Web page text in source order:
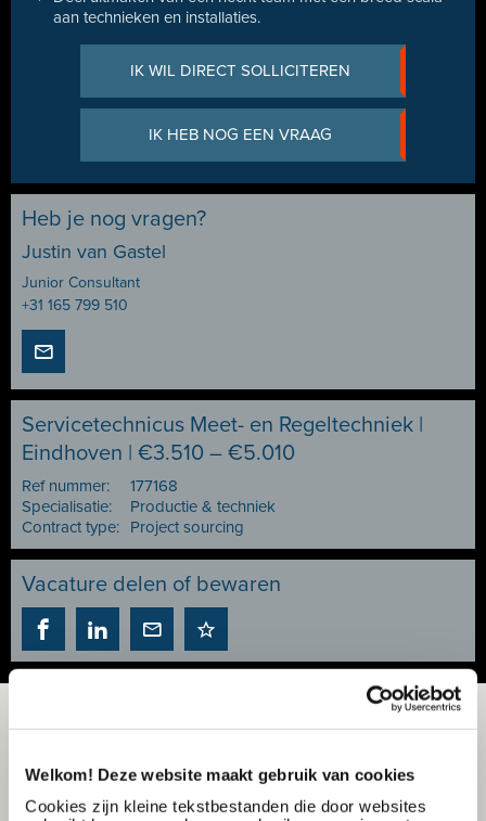
Welkom! Deze website maakt gebruik van cookies
Cookies zijn kleine tekstbestanden die door websites
aan technieken en installaties.
IK WIL DIRECT SOLLICITEREN
IK HEB NOG EEN VRAAG
Heb je nog vragen?
Justin van Gastel
Junior Consultant
+31 165 799 510
Servicetechnicus Meet- en Regeltechniek |
Eindhoven | €3.510 – €5.010
Ref nummer:
177168
Specialisatie:
Productie & techniek
Contract type:
Project sourcing
Vacature delen of bewaren